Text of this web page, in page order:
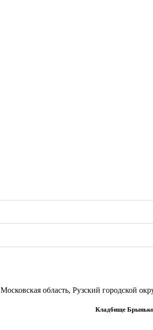
Московская область, Рузский городской
Кладбище